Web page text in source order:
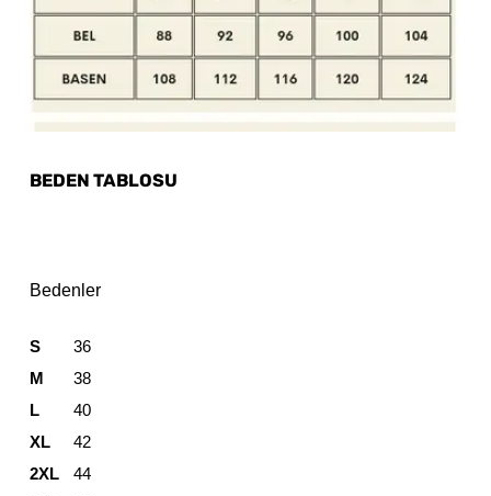
BEDEN TABLOSU
Bedenler
S
36
M
38
L
40
XL
42
2XL
44